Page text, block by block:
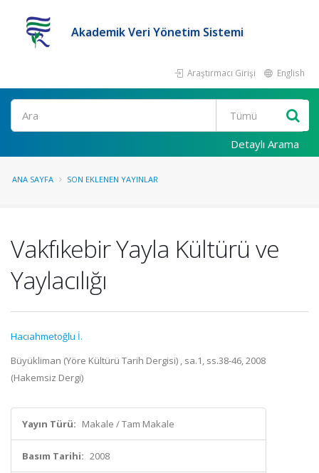
Akademik Veri Yönetim Sistemi
Araştırmacı Girişi English
Ara
Detaylı Arama
ANA SAYFA SON EKLENEN YAYINLAR
Vakfıkebir Yayla Kültürü ve
Yaylacılığı
Hacıahmetoğlu İ.
Büyükliman (Yöre Kültürü Tarih Dergisi) , sa.1, ss.38-46, 2008
(Hakemsiz Dergi)
Yayın Türü: Makale / Tam Makale
Basım Tarihi: 2008